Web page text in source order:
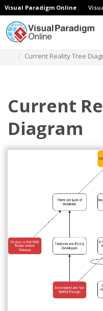
Visual Paradigm Online
Current Reality Tree
Current
Diagram